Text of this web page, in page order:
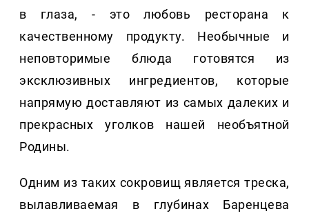
в глаза, - это любовь ресторана к
качественному продукту. Необычные и
неповторимые блюда готовятся из
эксклюзивных ингредиентов, которые
напрямую доставляют из самых далеких и
прекрасных уголков нашей необъятной
Родины.
Одним из таких сокровищ является треска,
вылавливаемая в глубинах Баренцева